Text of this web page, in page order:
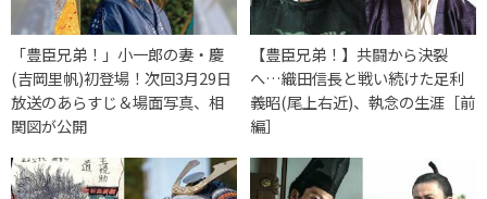
「豊臣兄弟！」小一郎の妻・慶
(吉岡里帆)初登場！次回3月29日
放送のあらすじ＆場面写真、相
関図が公開
【豊臣兄弟！】共闘から決裂
へ…織田信長と戦い続けた足利
義昭(尾上右近)、執念の生涯［前
編］